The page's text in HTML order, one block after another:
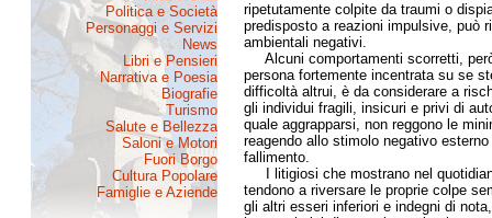
ripetutamente colpite da traumi o
predisposto a reazioni impulsive, può
ambientali negativi.
Alcuni comportamenti scorretti,
persona fortemente incentrata su se
difficoltà altrui, è da considerare a
gli individui fragili, insicuri e privi di
quale aggrapparsi, non reggono le
reagendo allo stimolo negativo
fallimento.
I litigiosi che mostrano nel
tendono a riversare le proprie colpe
gli altri esseri inferiori e indegni di